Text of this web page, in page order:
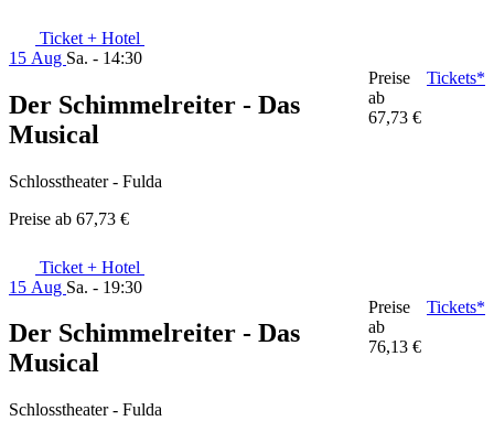
Ticket + Hotel
15 Aug Sa. - 14:30
Der Schimmelreiter - Das
Musical
Schlosstheater - Fulda
Preise ab 67,73 €
Preise
ab
67,73 €
Tickets*
Ticket + Hotel
15 Aug Sa. - 19:30
Der Schimmelreiter - Das
Musical
Schlosstheater - Fulda
Preise
ab
76,13 €
Tickets*